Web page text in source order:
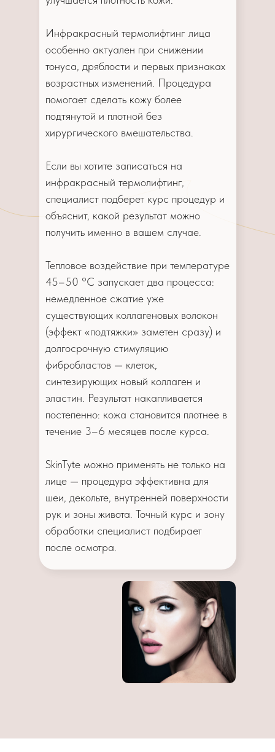
Инфракрасный термолифтинг лица
особенно актуален при снижении
тонуса, дряблости и первых признаках
возрастных изменений. Процедура
помогает сделать кожу более
подтянутой и плотной без
хирургического вмешательства.
Если вы хотите записаться на
инфракрасный термолифтинг,
специалист подберет курс процедур и
объяснит, какой результат можно
получить именно в вашем случае.
Тепловое воздействие при температуре
45–50 °C запускает два процесса:
немедленное сжатие уже
существующих коллагеновых волокон
(эффект «подтяжки» заметен сразу) и
долгосрочную стимуляцию
фибробластов — клеток,
синтезирующих новый коллаген и
эластин. Результат накапливается
постепенно: кожа становится плотнее в
течение 3–6 месяцев после курса.
SkinTyte можно применять не только на
лице — процедура эффективна для
шеи, декольте, внутренней поверхности
рук и зоны живота. Точный курс и зону
обработки специалист подбирает
после осмотра.